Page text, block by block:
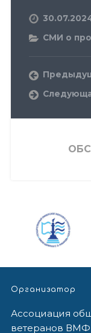
СМИ о
Организатор
Ассоциация
ветеранов ВМФ